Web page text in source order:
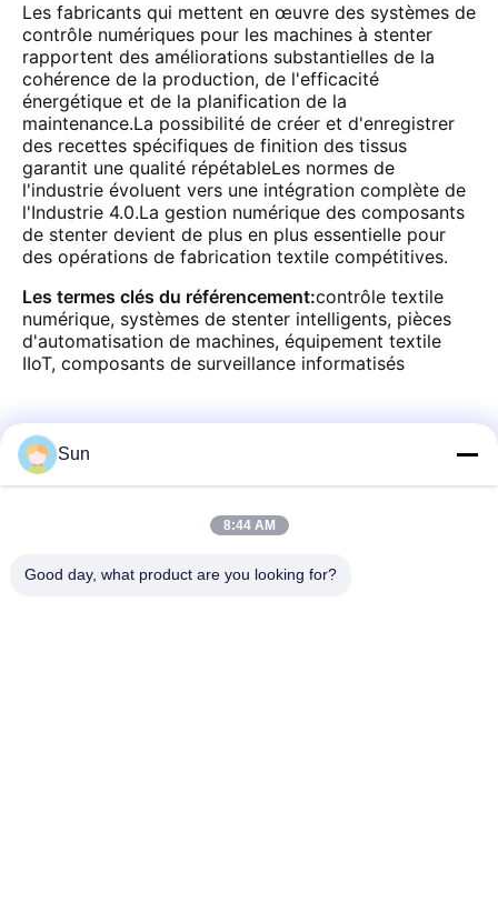
Les fabricants qui mettent en œuvre des systèmes de
contrôle numériques pour les machines à stenter
rapportent des améliorations substantielles de la
cohérence de la production, de l'efficacité
énergétique et de la planification de la
maintenance.La possibilité de créer et d'enregistrer
des recettes spécifiques de finition des tissus
garantit une qualité répétableLes normes de
l'industrie évoluent vers une intégration complète de
l'Industrie 4.0.La gestion numérique des composants
de stenter devient de plus en plus essentielle pour
des opérations de fabrication textile compétitives.
Les termes clés du référencement:contrôle textile
numérique, systèmes de stenter intelligents, pièces
d'automatisation de machines, équipement textile
IIoT, composants de surveillance informatisés
ROUTE NO.55 XINSHENG, DISTRICT DE WUJIN, VILLE DE
Sun
8:44 AM
Good day, what product are you looking for?